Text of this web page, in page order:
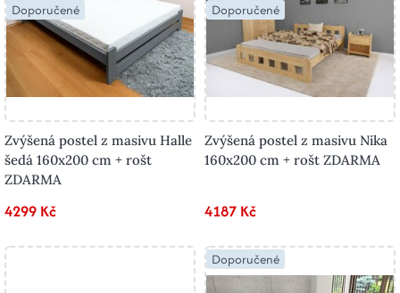
Doporučené
Zvýšená postel z masivu Halle
šedá 160x200 cm + rošt
ZDARMA
4299 Kč
Doporučené
Zvýšená postel z masivu Nika
160x200 cm + rošt ZDARMA
4187 Kč
Doporučené